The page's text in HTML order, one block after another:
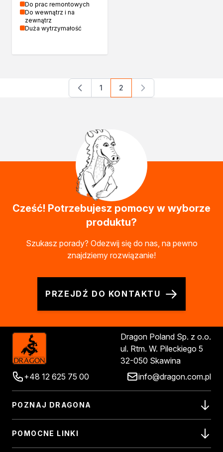
Do prac remontowych
Do wewnątrz i na
zewnątrz
Duża wytrzymałość
Strona
1 Aktualnie czytasz stronę
2
Cześć! Potrzebujesz pomocy w wyborze
produktu?
Szukasz porady? Odezwij się do nas, na pewno
znajdziemy rozwiązanie!
PRZEJDŹ DO KONTAKTU
Dragon Poland Sp. z o.o.
ul. Rtm. W. Pileckiego 5
32-050 Skawina
+48 12 625 75 00
info@dragon.com.pl
POZNAJ DRAGONA
POMOCNE LINKI